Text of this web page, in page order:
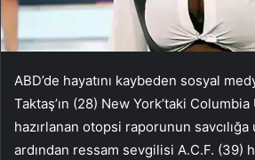
ABD’de hayatını kaybeden sosyal
Taktaş’ın (28) New York’taki
hazırlanan otopsi raporunun savcılığa
ardından ressam sevgilisi A.C.F. (39)